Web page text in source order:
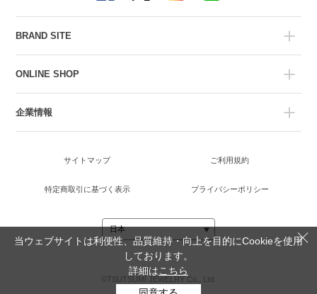
BRAND SITE
ONLINE SHOP
企業情報
サイトマップ ご利用規約
特定商取引に基づく表示 プライバシーポリシー
©TSUTSUMI JEWELRY Co., Ltd.
当ウェブサイトは利便性、品質維持・向上を目的にCookieを使用
しております。
詳細はこちら